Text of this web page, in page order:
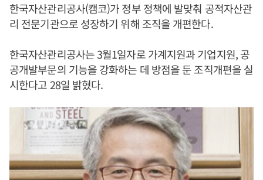
한국자산관리공사(캠코)가 정부 정책에 발맞춰 공적자산관
리 전문기관으로 성장하기 위해 조직을 개편한다.
한국자산관리공사는 3월1일자로 가계지원과 기업지원, 공
공개발부문의 기능을 강화하는 데 방점을 둔 조직개편을 실
시한다고 28일 밝혔다.